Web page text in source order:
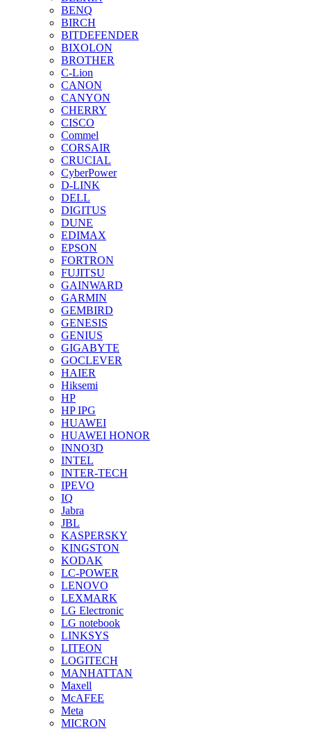
BENQ
BIRCH
BITDEFENDER
BIXOLON
BROTHER
C-Lion
CANON
CANYON
CHERRY
CISCO
Commel
CORSAIR
CRUCIAL
CyberPower
D-LINK
DELL
DIGITUS
DUNE
EDIMAX
EPSON
FORTRON
FUJITSU
GAINWARD
GARMIN
GEMBIRD
GENESIS
GENIUS
GIGABYTE
GOCLEVER
HAIER
Hiksemi
HP
HP IPG
HUAWEI
HUAWEI HONOR
INNO3D
INTEL
INTER-TECH
IPEVO
IQ
Jabra
JBL
KASPERSKY
KINGSTON
KODAK
LC-POWER
LENOVO
LEXMARK
LG Electronic
LG notebook
LINKSYS
LITEON
LOGITECH
MANHATTAN
Maxell
McAFEE
Meta
MICRON